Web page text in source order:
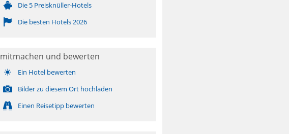
Die 5 Preisknüller-Hotels
Die besten Hotels 2026
mitmachen und bewerten
Ein Hotel bewerten
Bilder zu diesem Ort hochladen
Einen Reisetipp bewerten